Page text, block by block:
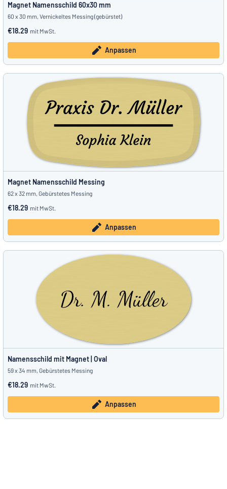
Magnet Namensschild 60x30 mm
60 x 30 mm, Vernickeltes Messing (gebürstet)
€18.29 mit MwSt.
Anpassen
Magnet Namensschild Messing
62 x 32 mm, Gebürstetes Messing
€18.29 mit MwSt.
Anpassen
Namensschild mit Magnet | Oval
59 x 34 mm, Gebürstetes Messing
€18.29 mit MwSt.
Anpassen